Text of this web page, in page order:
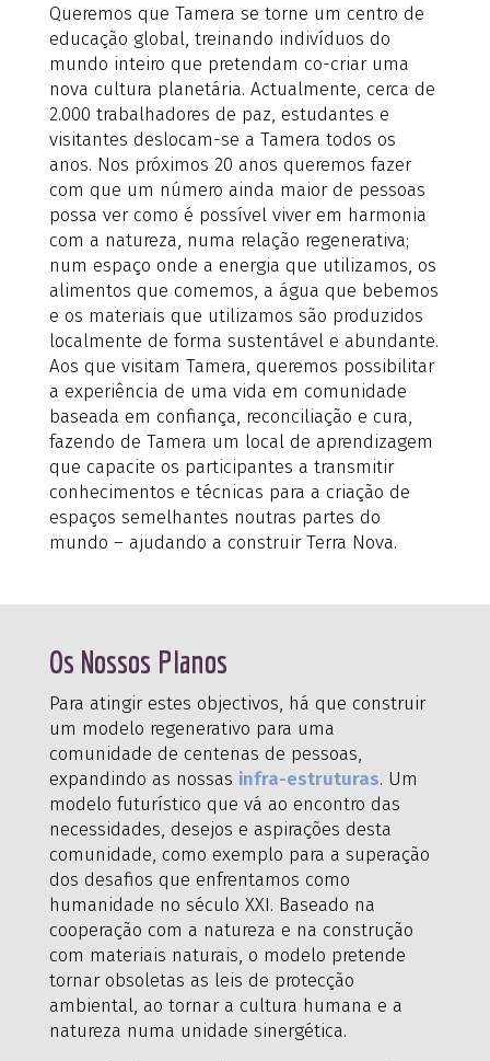
Queremos que Tamera se torne um centro de
educação global, treinando indivíduos do
mundo inteiro que pretendam co-criar uma
nova cultura planetária. Actualmente, cerca de
2.000 trabalhadores de paz, estudantes e
visitantes deslocam-se a Tamera todos os
anos. Nos próximos 20 anos queremos fazer
com que um número ainda maior de pessoas
possa ver como é possível viver em harmonia
com a natureza, numa relação regenerativa;
num espaço onde a energia que utilizamos, os
alimentos que comemos, a água que bebemos
e os materiais que utilizamos são produzidos
localmente de forma sustentável e abundante.
Aos que visitam Tamera, queremos possibilitar
a experiência de uma vida em comunidade
baseada em confiança, reconciliação e cura,
fazendo de Tamera um local de aprendizagem
que capacite os participantes a transmitir
conhecimentos e técnicas para a criação de
espaços semelhantes noutras partes do
mundo – ajudando a construir Terra Nova.
Os Nossos Planos
Para atingir estes objectivos, há que construir
um modelo regenerativo para uma
comunidade de centenas de pessoas,
expandindo as nossas infra-estruturas. Um
modelo futurístico que vá ao encontro das
necessidades, desejos e aspirações desta
comunidade, como exemplo para a superação
dos desafios que enfrentamos como
humanidade no século XXI. Baseado na
cooperação com a natureza e na construção
com materiais naturais, o modelo pretende
tornar obsoletas as leis de protecção
ambiental, ao tornar a cultura humana e a
natureza numa unidade sinergética.